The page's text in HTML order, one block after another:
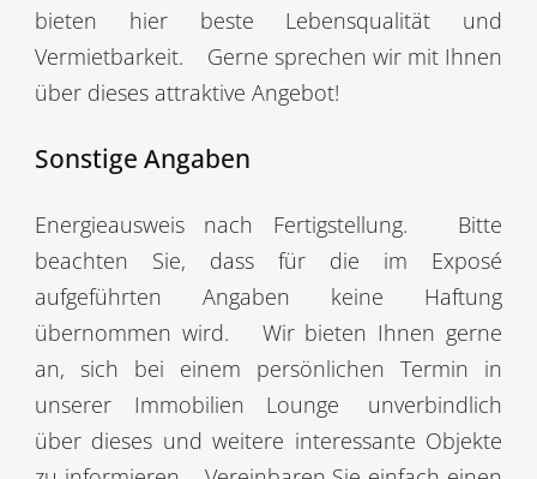
bieten hier beste Lebensqualität und
Vermietbarkeit.
Gerne sprechen wir mit Ihnen
über dieses attraktive Angebot!
Sonstige Angaben
Energieausweis nach Fertigstellung.
Bitte
beachten Sie, dass für die im Exposé
aufgeführten Angaben keine Haftung
übernommen wird.
Wir bieten Ihnen gerne
an, sich bei einem persönlichen Termin in
unserer Immobilien Lounge
unverbindlich
über dieses und weitere interessante Objekte